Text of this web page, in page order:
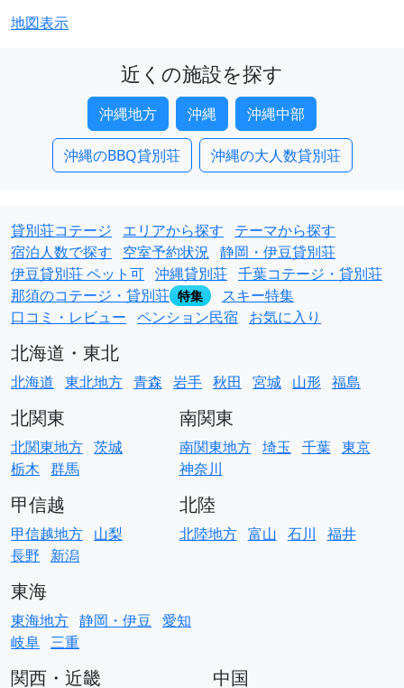
地図表示
近くの施設を探す
沖縄地方 沖縄 沖縄中部
沖縄のBBQ貸別荘 沖縄の大人数貸別荘
貸別荘コテージ エリアから探す
テーマから探す
宿泊人数で探す
空室予約状況 静岡・伊豆貸別荘
伊豆貸別荘 ペット可 沖縄貸別荘 千葉コテージ・貸別荘
那須のコテージ・貸別荘 特集
スキー特集
口コミ・レビュー ペンション民宿 お気に入り
北海道・東北
北海道 東北地方 青森 岩手 秋田 宮城 山形 福島
北関東
北関東地方 茨城
栃木 群馬
南関東
南関東地方 埼玉 千葉 東京
神奈川
甲信越
甲信越地方 山梨
長野
新潟
北陸
北陸地方 富山 石川 福井
東海
東海地方 静岡・伊豆 愛知
岐阜 三重
関西・近畿 中国